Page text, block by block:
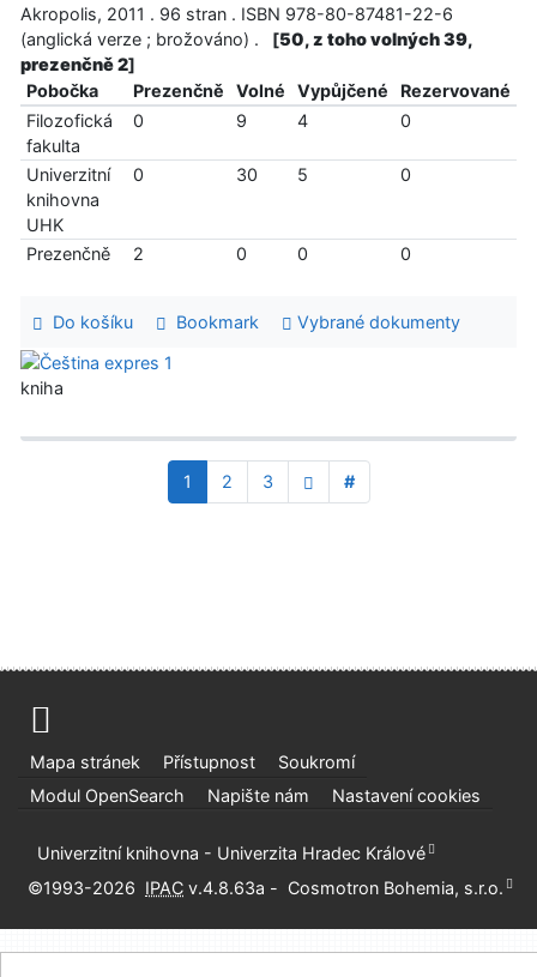
Akropolis, 2011 . 96 stran . ISBN 978-80-87481-22-6
(anglická verze ; brožováno) .
[50, z toho volných 39,
prezenčně 2]
Pobočka
Prezenčně Volné Vypůjčené
Rezervované
Filozofická
fakulta
0 9 4 0
Univerzitní
knihovna
UHK
0 30 5 0
Prezenčně 2 0 0 0
Do košíku Bookmark Vybrané dokumenty
kniha
1 2 3 #
Mapa stránek Přístupnost
Soukromí
Modul OpenSearch
Napište nám Nastavení cookies
Univerzitní knihovna - Univerzita Hradec Králové
©1993-2026 IPAC v.4.8.63a - Cosmotron Bohemia, s.r.o.